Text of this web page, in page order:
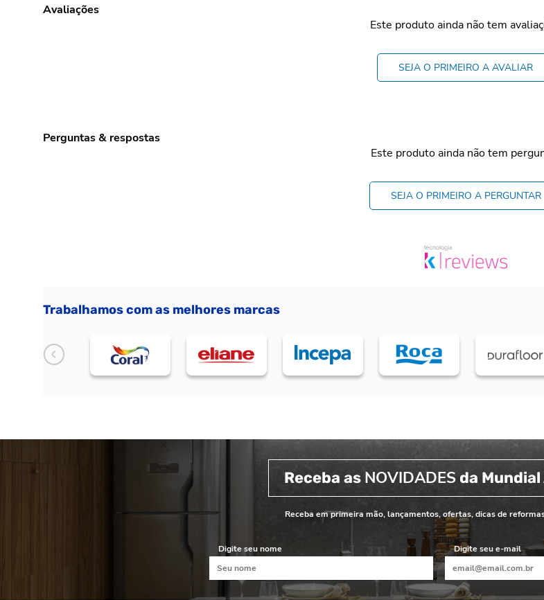
Avaliações
Este produto ainda não tem
SEJA O PRIMEIRO A AVALIAR
Perguntas & respostas
Este produto ainda não tem
SEJA O PRIMEIRO A PERGUNTAR
Trabalhamos com as melhores marcas
Receba asNOVIDADES da
Receba em primeira mão, lançamentos, ofertas, dicas de
Digite seu nome Digite seu e-mail